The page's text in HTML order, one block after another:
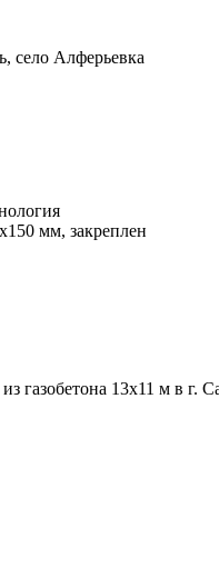
село Алферьевка
мм, закреплен
газобетона 13х11 м в г.